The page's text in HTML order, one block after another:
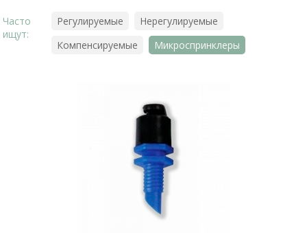
Часто
ищут:
Регулируемые
Нерегулируемые
Компенсируемые
Микроспринклеры